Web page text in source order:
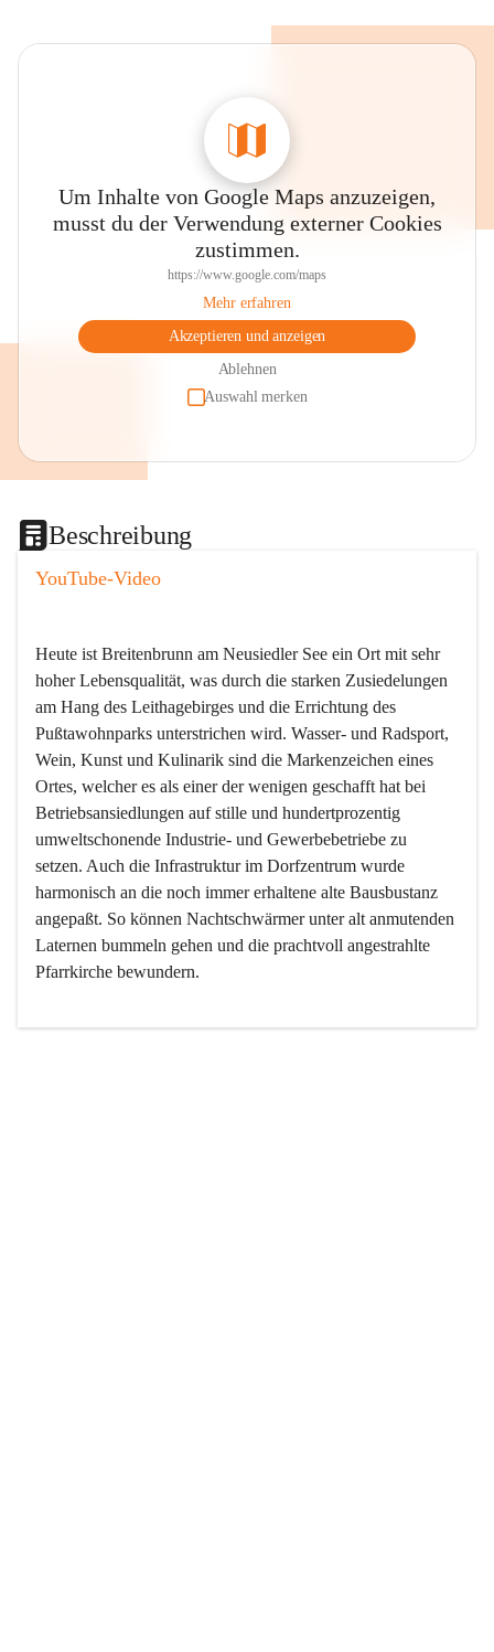
Um Inhalte von Google Maps anzuzeigen,
musst du der Verwendung externer Cookies
zustimmen.
https://www.google.com/maps
Mehr erfahren
Akzeptieren und anzeigen
Ablehnen
Auswahl merken
Beschreibung
YouTube-Video
Heute ist Breitenbrunn am Neusiedler See ein Ort mit sehr
hoher Lebensqualität, was durch die starken Zusiedelungen
am Hang des Leithagebirges und die Errichtung des
Pußtawohnparks unterstrichen wird. Wasser- und Radsport,
Wein, Kunst und Kulinarik sind die Markenzeichen eines
Ortes, welcher es als einer der wenigen geschafft hat bei
Betriebsansiedlungen auf stille und hundertprozentig
umweltschonende Industrie- und Gewerbebetriebe zu
setzen. Auch die Infrastruktur im Dorfzentrum wurde
harmonisch an die noch immer erhaltene alte Bausbustanz
angepaßt. So können Nachtschwärmer unter alt anmutenden
Laternen bummeln gehen und die prachtvoll angestrahlte
Pfarrkirche bewundern.
Der Weinbau dominert heute nicht mehr, ist aber integrativer